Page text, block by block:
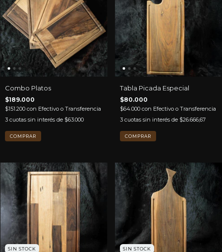
Combo Platos
$189.000
$151.200 con Efectivo o Transferencia
3 cuotas sin interés de $63.000
COMPRAR
Tabla Picada Especial
$80.000
$64.000 con Efectivo o Transferencia
3 cuotas sin interés de $26.666,67
SIN STOCK SIN STOCK